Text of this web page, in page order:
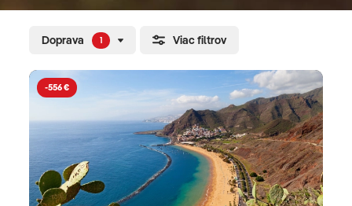
Doprava 1 Viac filtrov
-556 €